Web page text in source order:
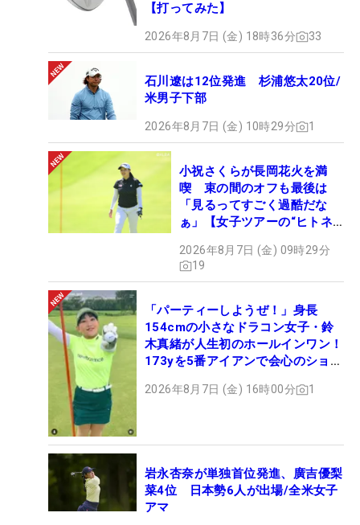
【打ってみた】
2026年8月7日 (金) 18時36分 33
石川遼は12位発進 杉浦悠太20位/
米男子下部
2026年8月7日 (金) 10時29分 1
小祝さくらが長岡花火を満
喫 束の間のオフも最後は
「見るってすごく過酷だな
ぁ」【女子ツアーの“ヒトネ
2026年8月7日 (金) 09時29分
19
「パーティーしようぜ！」身長
154cmの小さなドラコン女子・鈴
木真緒が人生初のホールインワン！
173yを5番アイアンで会心のショッ
2026年8月7日 (金) 16時00分 1
岩永杏奈が単独首位発進、廣吉優梨
菜4位 日本勢6人が出場/全米女子
アマ